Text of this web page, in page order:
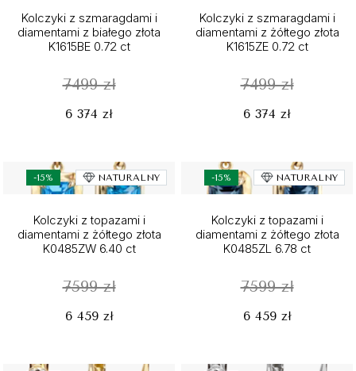
Kolczyki z szmaragdami i
diamentami z białego złota
K1615BE 0.72 ct
7499 zł
6 374 zł
Kolczyki z szmaragdami i
diamentami z żółtego złota
K1615ZE 0.72 ct
7499 zł
6 374 zł
-15% NATURALNY
Kolczyki z topazami i
diamentami z żółtego złota
K0485ZW 6.40 ct
7599 zł
6 459 zł
-15% NATURALNY
Kolczyki z topazami i
diamentami z żółtego złota
K0485ZL 6.78 ct
7599 zł
6 459 zł